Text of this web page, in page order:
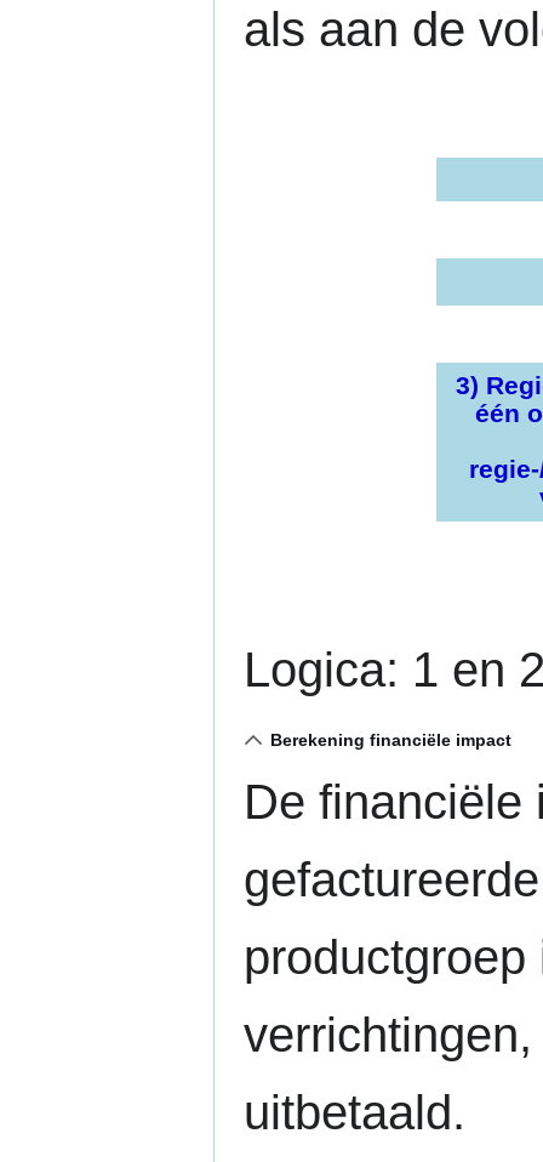
als aan de
3)
één
Logica: 1 en
Berekening financiële impact
De financiële
uitbetaald.